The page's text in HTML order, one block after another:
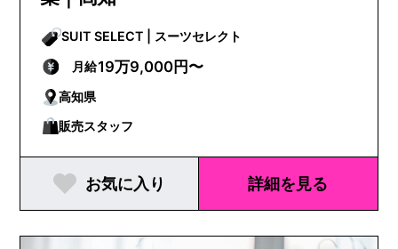
SUIT SELECT | スーツセレクト
月給19万9,000円〜
高知県
販売スタッフ
お気に入り 詳細を見る